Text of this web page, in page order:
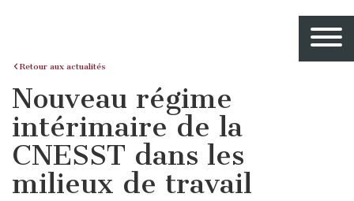
Retour aux actualités
Nouveau régime
intérimaire de la
CNESST dans les
milieux de travail